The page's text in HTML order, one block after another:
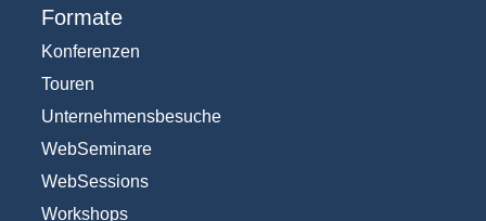
Formate
Konferenzen
Touren
Unternehmensbesuche
WebSeminare
WebSessions
Workshops